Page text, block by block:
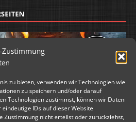
Zustimmung
zu bieten, verwenden wir Technologien wie
zu speichern und/oder darauf
Technologien zustimmst, können wir Daten
IDs auf dieser Website
Zustimmung nicht erteilst oder zurückziehst,